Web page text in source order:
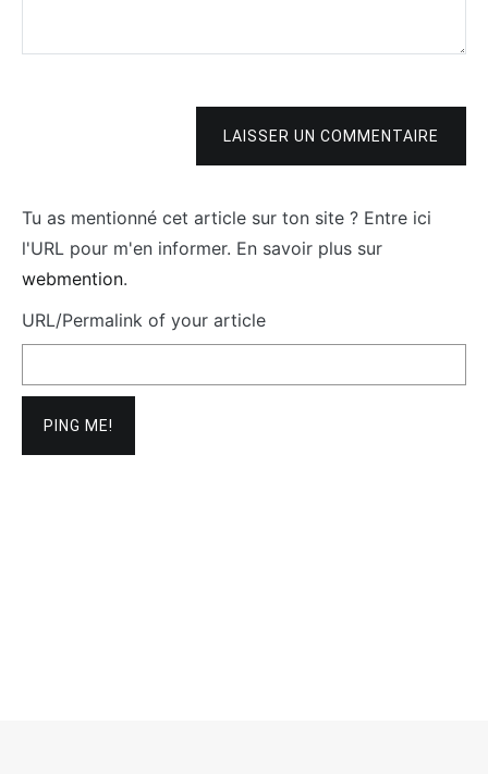
LAISSER UN COMMENTAIRE
Tu as mentionné cet article sur ton site ? Entre ici
l'URL pour m'en informer. En savoir plus sur
webmention.
URL/Permalink of your article